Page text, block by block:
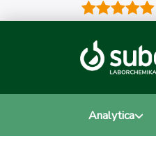
Analytica